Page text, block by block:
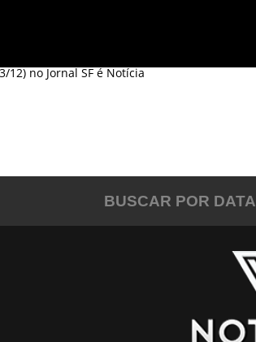
12) no Jornal SF é Notícia
BUSCAR POR DATA